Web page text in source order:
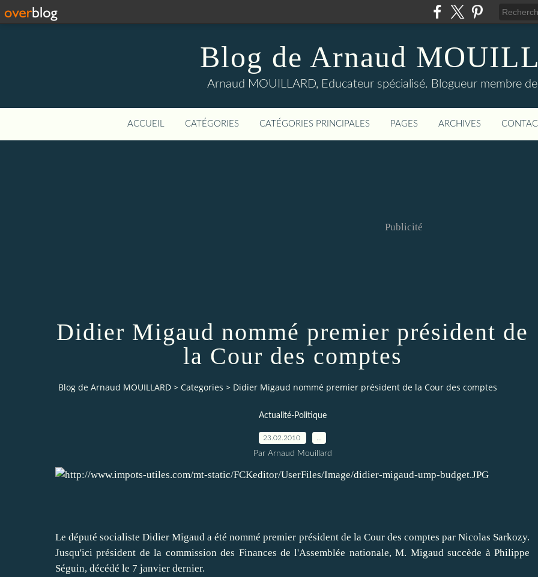
Blog de Arnaud
Arnaud MOUILLARD, Educateur spécialisé. Blogueur membre
ACCUEIL CATÉGORIES CATÉGORIES PRINCIPALES PAGES ARCHIVES
Publicité
Didier Migaud nommé premier président de
la Cour des comptes
Blog de Arnaud MOUILLARD > Categories > Didier Migaud nommé premier président de la Cour des comptes
Actualité-Politique
23.02.2010
Par Arnaud Mouillard
Le député socialiste Didier Migaud a été nommé premier président de la Cour des comptes par Nicolas Sarkozy.
Jusqu'ici président de la commission des Finances de l'Assemblée nationale, M. Migaud succède à Philippe
Séguin, décédé le 7 janvier dernier.